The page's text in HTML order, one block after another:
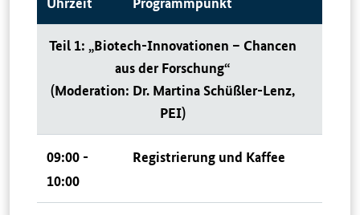
Teil 1: „Biotech-Innovationen – Chancen
aus der Forschung“
(Moderation: Dr. Martina Schüßler-Lenz,
PEI)
09:00 -
10:00
Registrierung und Kaffee